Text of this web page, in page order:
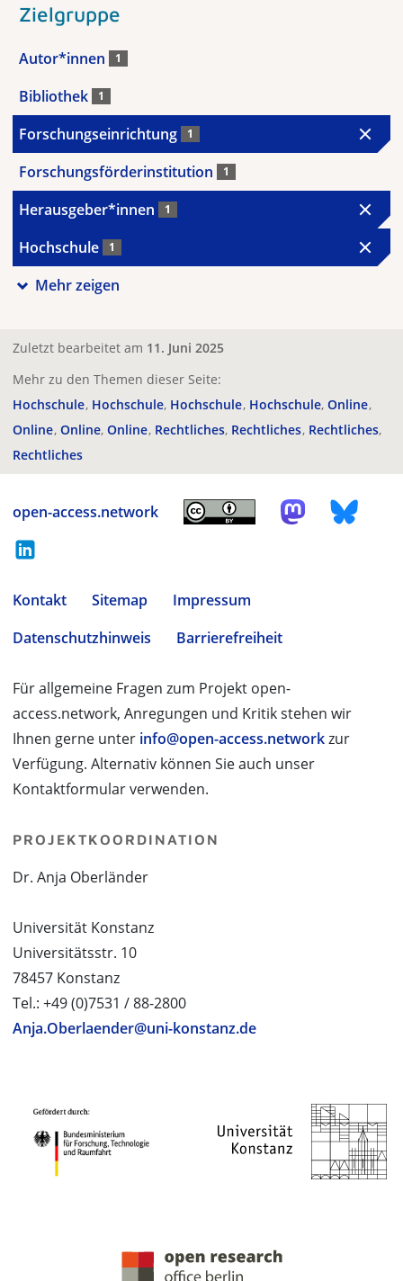
Zielgruppe
Autor*innen 1
Bibliothek 1
Forschungseinrichtung 1
Forschungsförderinstitution 1
Herausgeber*innen 1
Hochschule 1
Mehr zeigen
Zuletzt bearbeitet am 11. Juni 2025
Mehr zu den Themen dieser Seite:
Hochschule Hochschule Hochschule Hochschule Online
Online Online Online Rechtliches Rechtliches Rechtliches
Rechtliches
open-access.network
Kontakt Sitemap
Impressum
Datenschutzhinweis
Barrierefreiheit
Für allgemeine Fragen zum Projekt open-
access.network, Anregungen und Kritik stehen wir
Ihnen gerne unter info@open-access.networkzur
Verfügung. Alternativ können Sie auch unser
Kontaktformular verwenden.
PROJEKTKOORDINATION
Dr. Anja Oberländer
Universität Konstanz
Universitätsstr. 10
78457 Konstanz
Tel.: +49 (0)7531 / 88-2800
Anja.Oberlaender@uni-konstanz.de